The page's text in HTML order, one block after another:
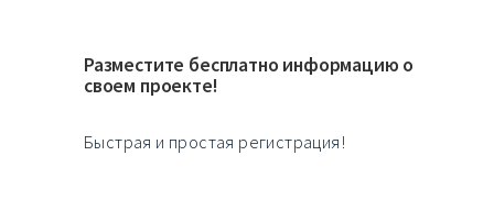
Разместите бесплатно информацию о
своем проекте!
Быстрая и простая регистрация!